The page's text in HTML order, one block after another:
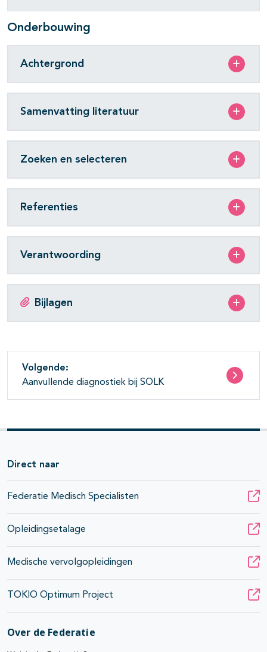
Onderbouwing
Achtergrond
Samenvatting literatuur
Zoeken en selecteren
Referenties
Verantwoording
Bijlagen
Volgende:
Aanvullende diagnostiek bij SOLK
Direct naar
Federatie Medisch Specialisten
Opleidingsetalage
Medische vervolgopleidingen
TOKIO Optimum Project
Over de Federatie